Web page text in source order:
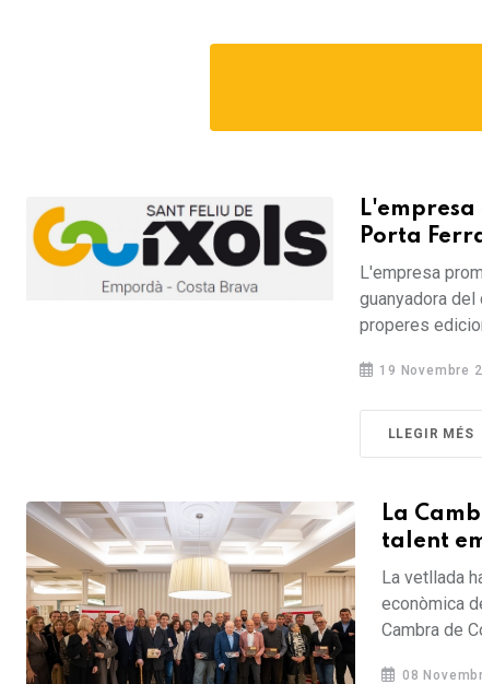
Porta
L'empresa
guanyadora
properes
19 Novembre
LLEGIR MÉS
La
talent
La vetllada
econòmica
Cambra de
08